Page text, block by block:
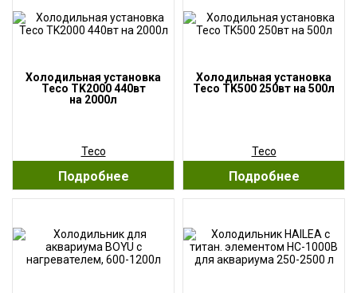
Холодильная установка
Teco TK2000 440вт
на 2000л
Teco
Подробнее
Холодильная установка
Teco TK500 250вт на 500л
Teco
Подробнее